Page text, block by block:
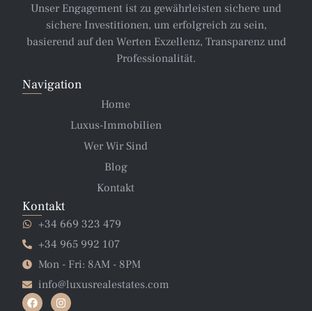
Unser Engagement ist zu gewährleisten sichere und
sichere Investitionen, um erfolgreich zu sein,
basierend auf den Werten Exzellenz, Transparenz und
Professionalität.
Navigation
Home
Luxus-Immobilien
Wer Wir Sind
Blog
Kontakt
Kontakt
+34 669 323 479
+34 965 992 107
Mon - Fri: 8AM - 8PM
info@luxusrealestates.com